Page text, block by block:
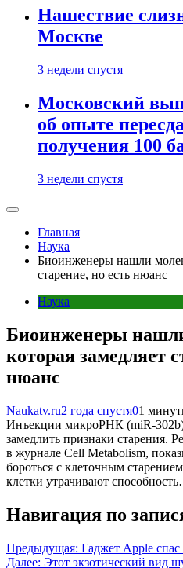
Нашествие
Москве
3 недели спустя
Московский
об опыте
получения 100
3 недели спустя
Главная
Наука
Биоинженеры нашли
старение, но есть нюанс
Наука
Биоинженеры
которая замедляет
нюанс
Naukatv.ru2 года спустя01
Инъекции микроРНК (miR-
замедлить признаки старения.
в журнале Cell Metabolism,
бороться с клеточным
клетки утрачивают
Навигация по
Предыдущая: Гаджет Apple
Далее: Этот экзотический вид